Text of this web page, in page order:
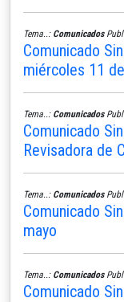
Tema..: Comunicados
Comunicado
miércoles 11
Tema..: Comunicados
Comunicado
Revisadora de
Tema..: Comunicados
Comunicado
mayo
Tema..: Comunicados
Comunicado